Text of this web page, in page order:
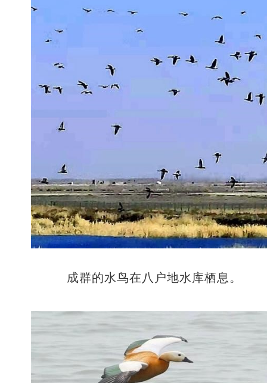
成群的水鸟在八户地水库栖息。